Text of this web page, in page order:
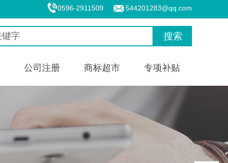
0596-2911509 544201283@qq.com
搜索
公司注册 商标超市 专项补贴